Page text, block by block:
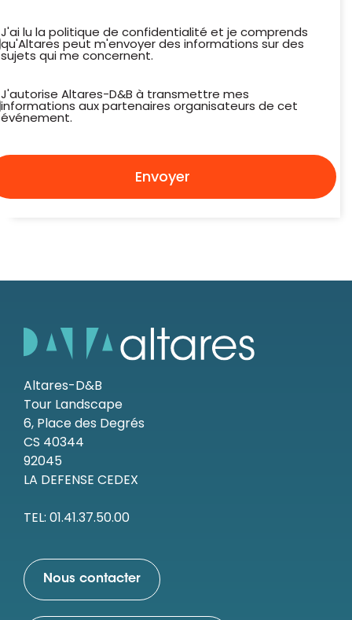
J'ai lu la politique de confidentialité et je comprends
qu'Altares peut m'envoyer des informations sur des
sujets qui me concernent.
J'autorise Altares-D&B à transmettre mes
informations aux partenaires organisateurs de cet
événement.
Envoyer
Altares-D&B
Tour Landscape
6, Place des Degrés
CS 40344
92045
LA DEFENSE CEDEX
TEL: 01.41.37.50.00
Nous contacter